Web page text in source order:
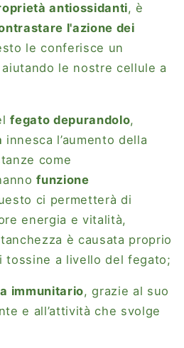
antiossidanti, è
l'azione dei
le conferisce un
aiutando le nostre cellule a
fegato depurandolo,
innesca l’aumento della
come
funzione
ci permetterà di
energia e vitalità,
è causata proprio
tossine a livello del fegato;
immunitario, grazie al suo
e all’attività che svolge